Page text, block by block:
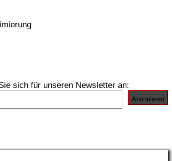
sich für unseren Newsletter an: